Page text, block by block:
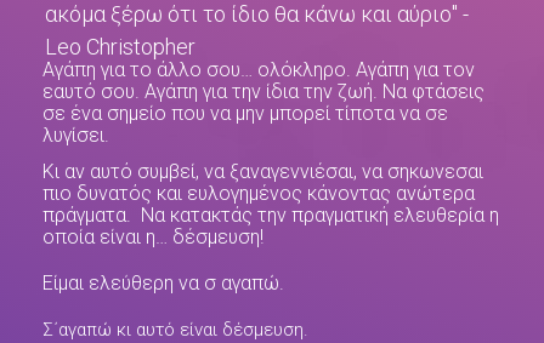
ακόμα ξέρω ότι το ίδιο θα κάνω και αύριο" -
Leo Christopher
Αγάπη για το άλλο σου… ολόκληρο. Αγάπη για τον
εαυτό σου. Αγάπη για την ίδια την ζωή. Να φτάσεις
σε ένα σημείο που να μην μπορεί τίποτα να σε
λυγίσει.
Κι αν αυτό συμβεί, να ξαναγεννιέσαι, να σηκωνεσαι
πιο δυνατός και ευλογημένος κάνοντας ανώτερα
πράγματα. Να κατακτάς την πραγματική ελευθερία η
οποία είναι η… δέσμευση!
Είμαι ελεύθερη να σ αγαπώ.
Σ΄αγαπώ κι αυτό είναι δέσμευση.